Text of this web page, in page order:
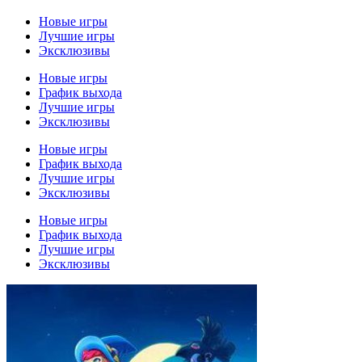
Новые игры
Лучшие игры
Эксклюзивы
Новые игры
График выхода
Лучшие игры
Эксклюзивы
Новые игры
График выхода
Лучшие игры
Эксклюзивы
Новые игры
График выхода
Лучшие игры
Эксклюзивы